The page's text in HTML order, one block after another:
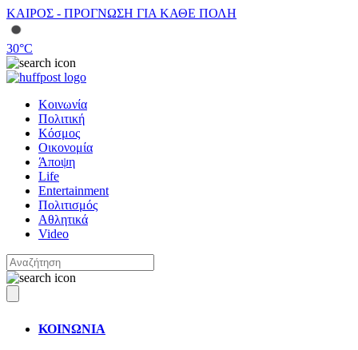
ΚΑΙΡΟΣ - ΠΡΟΓΝΩΣΗ ΓΙΑ ΚΑΘΕ ΠΟΛΗ
30°C
Κοινωνία
Πολιτική
Κόσμος
Οικονομία
Άποψη
Life
Entertainment
Πολιτισμός
Αθλητικά
Video
ΚΟΙΝΩΝΙΑ